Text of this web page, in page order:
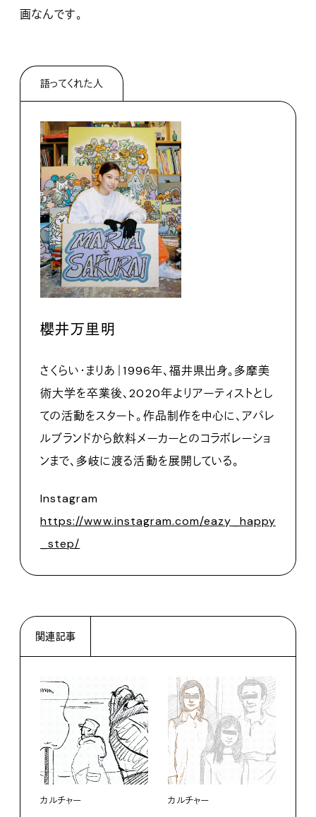
画なんです。
語ってくれた人
櫻井万里明
さくらい・まりあ｜1996年、福井県出身。多摩美
術大学を卒業後、2020年よりアーティストとし
ての活動をスタート。作品制作を中心に、アパレ
ルブランドから飲料メーカーとのコラボレーショ
ンまで、多岐に渡る活動を展開している。
Instagram
https://www.instagram.com/eazy_happy
_step/
関連記事
カルチャー カルチャー